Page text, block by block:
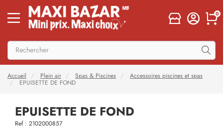
0
Accueil Plein air Spas & Piscines
Accessoires piscines et spas
EPUISETTE DE FOND
EPUISETTE DE FOND
Ref : 2102000857